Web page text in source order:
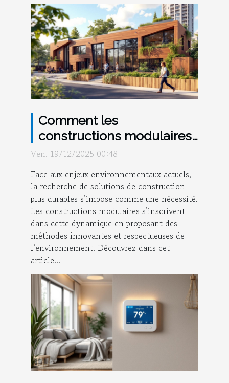
Comment les
constructions modulaires
favorisent-elles une
écologique ?
Ven. 19/12/2025 00:48
Face aux enjeux environnementaux actuels,
la recherche de solutions de construction
plus durables s’impose comme une nécessité.
Les constructions modulaires s’inscrivent
dans cette dynamique en proposant des
méthodes innovantes et respectueuses de
l’environnement. Découvrez dans cet
article...